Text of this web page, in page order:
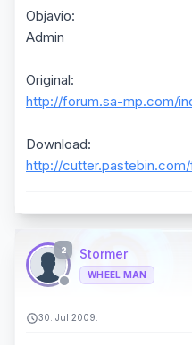
Objavio:
Admin
Original:
http://forum.sa-mp.com/
Download:
http://
2 Stormer
WHEEL MAN
30. Jul 2009.